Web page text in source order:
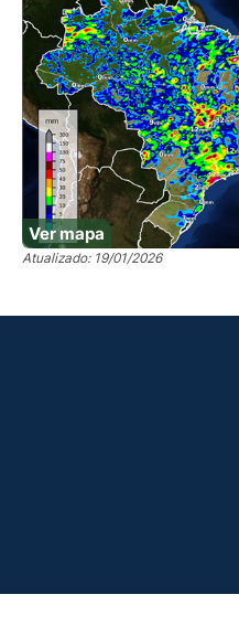
Ver mapa
Atualizado: 19/01/2026